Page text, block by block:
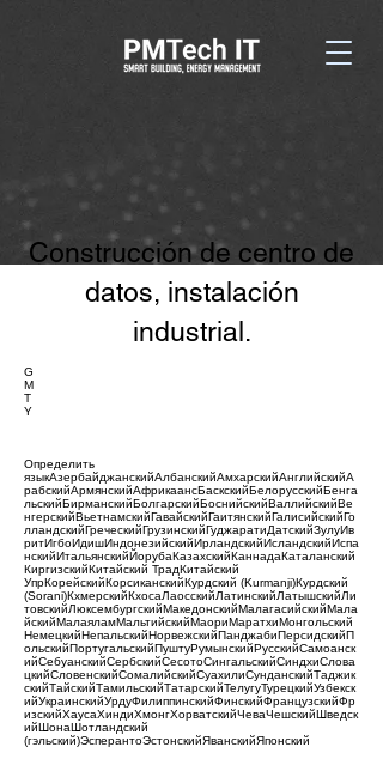
Construcción de centro de
datos, instalación
industrial.
G
M
T
Y
Определить
языкАзербайджанскийАлбанскийАмхарскийАнглийскийА
рабскийАрмянскийАфрикаансБаскскийБелорусскийБенга
льскийБирманскийБолгарскийБоснийскийВаллийскийВе
нгерскийВьетнамскийГавайскийГаитянскийГалисийскийГо
лландскийГреческийГрузинскийГуджаратиДатскийЗулуИв
ритИгбоИдишИндонезийскийИрландскийИсландскийИспа
нскийИтальянскийЙорубаКазахскийКаннадаКаталанский
КиргизскийКитайский ТрадКитайский
УпрКорейскийКорсиканскийКурдский (Kurmanji)Курдский
(Sorani)КхмерскийКхосаЛаосскийЛатинскийЛатышскийЛи
товскийЛюксембургскийМакедонскийМалагасийскийМала
йскийМалаяламМальтийскийМаориМаратхиМонгольский
НемецкийНепальскийНорвежскийПанджабиПерсидскийП
ольскийПортугальскийПуштуРумынскийРусскийСамоанск
ийСебуанскийСербскийСесотоСингальскийСиндхиСлова
цкийСловенскийСомалийскийСуахилиСунданскийТаджик
скийТайскийТамильскийТатарскийТелугуТурецкийУзбекск
ийУкраинскийУрдуФилиппинскийФинскийФранцузскийФр
изскийХаусаХиндиХмонгХорватскийЧеваЧешскийШведск
ийШонаШотландский
(гэльский)ЭсперантоЭстонскийЯванскийЯпонский